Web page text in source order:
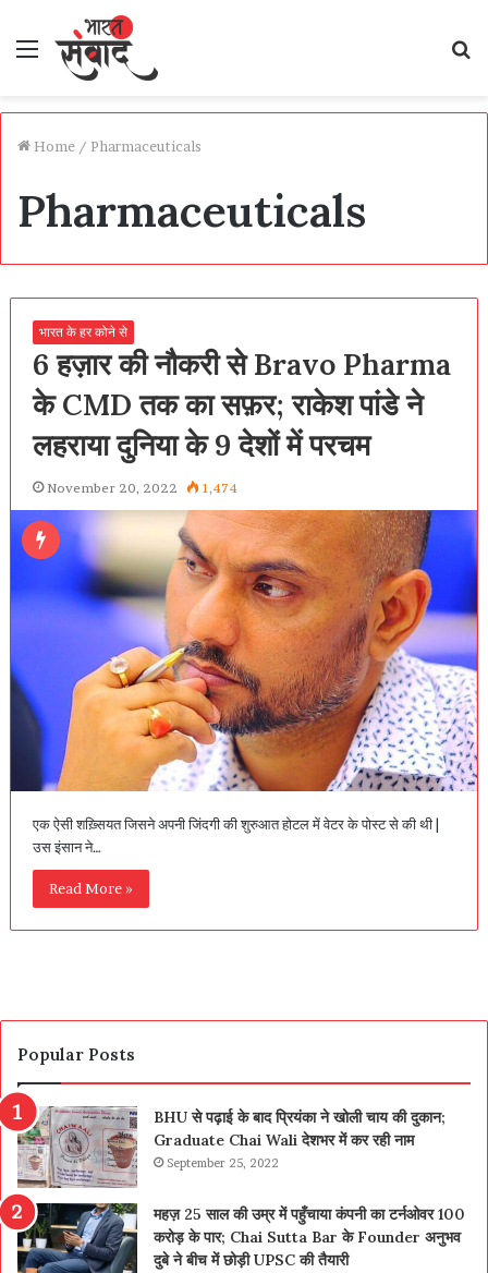
Menu
Home / Pharmaceuticals
Pharmaceuticals
भारत के हर कोने से
6 हज़ार की नौकरी से Bravo Pharma
के CMD तक का सफ़र; राकेश पांडे ने
लहराया दुनिया के 9 देशों में परचम
November 20, 2022 1,474
एक ऐसी शख़्सियत जिसने अपनी जिंदगी की शुरुआत होटल में वेटर के पोस्ट से की थी |
उस इंसान ने…
Read More »
Popular Posts
BHU से पढ़ाई के बाद प्रियंका ने खोली चाय की दुकान;
Graduate Chai Wali देशभर में कर रही नाम
September 25, 2022
महज़ 25 साल की उम्र में पहुँचाया कंपनी का टर्नओवर 100
करोड़ के पार; Chai Sutta Bar के Founder अनुभव
दुबे ने बीच में छोड़ी UPSC की तैयारी